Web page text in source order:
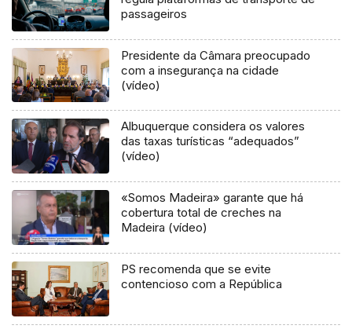
passageiros
Presidente da Câmara preocupado
com a insegurança na cidade
(vídeo)
Albuquerque considera os valores
das taxas turísticas “adequados”
(vídeo)
«Somos Madeira» garante que há
cobertura total de creches na
Madeira (vídeo)
PS recomenda que se evite
contencioso com a República